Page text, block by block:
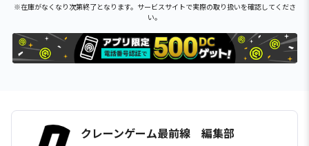
※在庫がなくなり次第終了となります。サービスサイトで実際の取り扱いを確認してくださ
い。
クレーンゲーム最前線 編集部